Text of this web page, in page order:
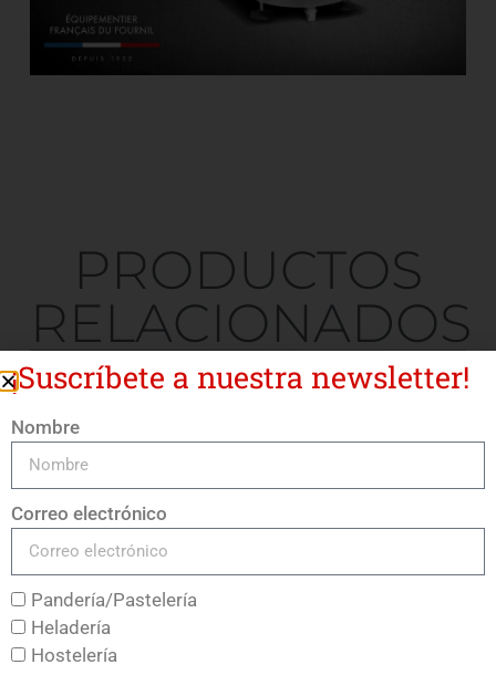
PRODUCTOS
RELACIONADOS
¡Suscríbete a nuestra newsletter!
Nombre
Correo electrónico
Pandería/Pastelería
Heladería
Hostelería